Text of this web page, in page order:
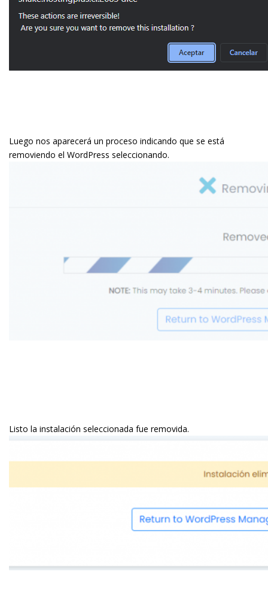
Luego nos aparecerá un proceso indicando que se está
removiendo el WordPress seleccionando.
Listo la instalación seleccionada fue removida.